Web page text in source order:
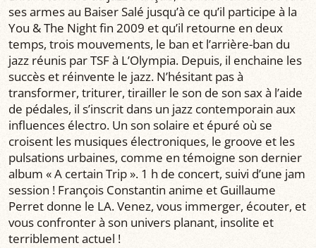
ses armes au Baiser Salé jusqu’à ce qu’il participe à la
You & The Night fin 2009 et qu’il retourne en deux
temps, trois mouvements, le ban et l’arrière-ban du
jazz réunis par TSF à L’Olympia. Depuis, il enchaine les
succès et réinvente le jazz. N’hésitant pas à
transformer, triturer, tirailler le son de son sax à l’aide
de pédales, il s’inscrit dans un jazz contemporain aux
influences électro. Un son solaire et épuré où se
croisent les musiques électroniques, le groove et les
pulsations urbaines, comme en témoigne son dernier
album « A certain Trip ». 1 h de concert, suivi d’une jam
session ! François Constantin anime et Guillaume
Perret donne le LA. Venez, vous immerger, écouter, et
vous confronter à son univers planant, insolite et
terriblement actuel !